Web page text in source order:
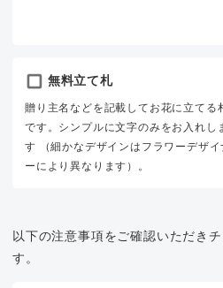
無料立て札
贈り主名などを記載してお花に立てる
です。シンプルに文字のみをお入れし
す （細かなデザインはフラワーデザイ
ーにより異なります）。
以下の注意事項をご確認いただき
す。